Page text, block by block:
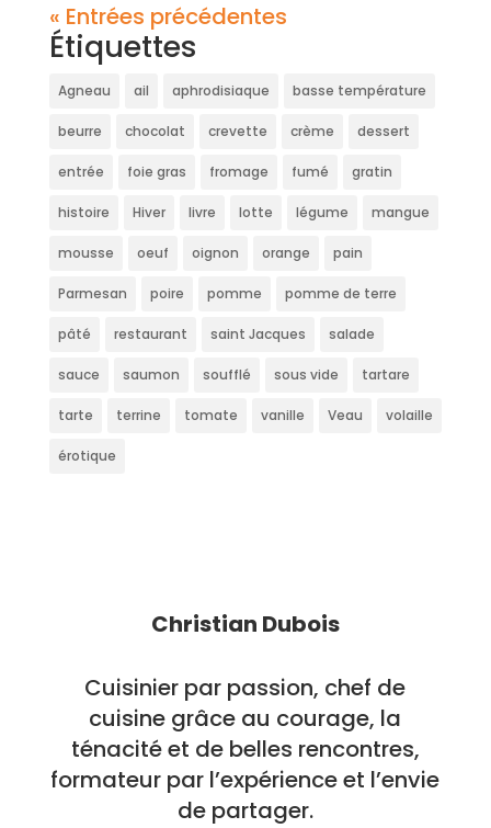
« Entrées précédentes
Étiquettes
Agneau ail aphrodisiaque basse température
beurre chocolat crevette crème dessert
entrée foie gras fromage fumé gratin
histoire Hiver livre lotte légume mangue
mousse oeuf oignon orange pain
Parmesan poire pomme pomme de terre
pâté restaurant saint Jacques salade
sauce saumon soufflé sous vide tartare
tarte terrine tomate vanille Veau volaille
érotique
Christian Dubois
Cuisinier par passion, chef de
cuisine grâce au courage, la
ténacité et de belles rencontres,
formateur par l’expérience et l’envie
de partager.